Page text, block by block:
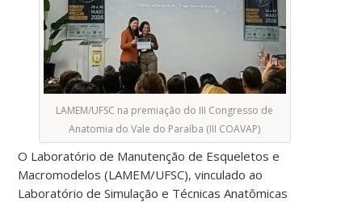
LAMEM/UFSC na premiação do III Congresso de
Anatomia do Vale do Paraíba (III COAVAP)
O Laboratório de Manutenção de Esqueletos e
Macromodelos (LAMEM/UFSC), vinculado ao
Laboratório de Simulação e Técnicas Anatômicas